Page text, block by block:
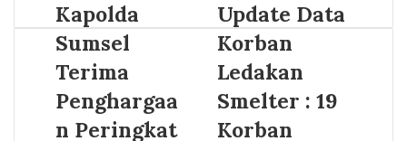
Kapolda
Sumsel
Terima
Penghargaa
n Peringkat
Update Data
Korban
Ledakan
Smelter : 19
Korban